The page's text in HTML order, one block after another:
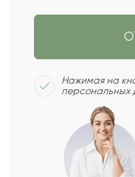
Нажимая на
персональных